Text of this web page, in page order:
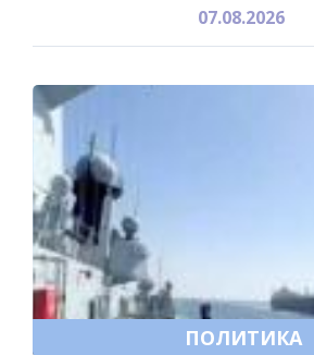
07.08.2026
ПОЛИТИКА